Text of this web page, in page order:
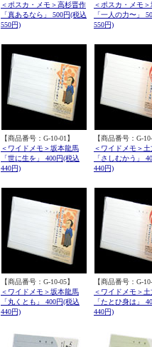
＜ポスカ・メモ＞高杉晋作
「真あるなら」 500円(税込
550円)
＜ポスカ・メモ
「一人の力〜」
550円)
【商品番号：G-10-01】
＜ワイドメモ＞坂本龍馬
「世に生を」 400円(税込
440円)
【商品番号：G-
＜ワイドメモ＞
「さしむかう」
440円)
【商品番号：G-10-05】
＜ワイドメモ＞坂本龍馬
「丸くとも」 400円(税込
440円)
【商品番号：G-
＜ワイドメモ＞
「たとひ身は」
440円)